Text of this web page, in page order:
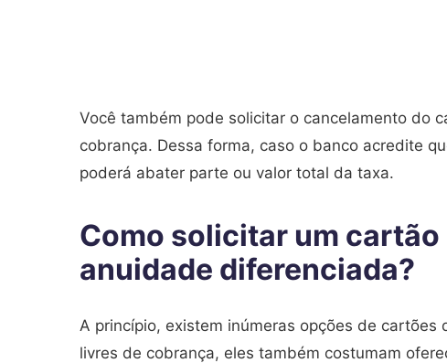
Você também pode solicitar o cancelamento do
cobrança. Dessa forma, caso o banco acredite
poderá abater parte ou valor total da taxa.
Como solicitar um
anuidade diferenciada?
A princípio, existem inúmeras opções de
livres de cobrança, eles também costumam